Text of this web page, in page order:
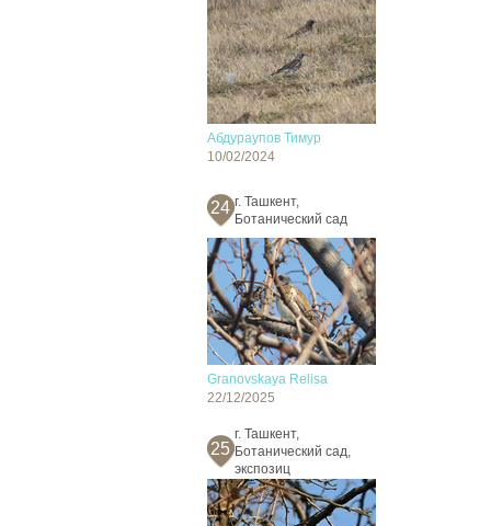
Абдураупов Тимур
10/02/2024
24 г. Ташкент,
Ботанический сад
Granovskaya Relisa
22/12/2025
25
г. Ташкент,
Ботанический сад,
экспозиц